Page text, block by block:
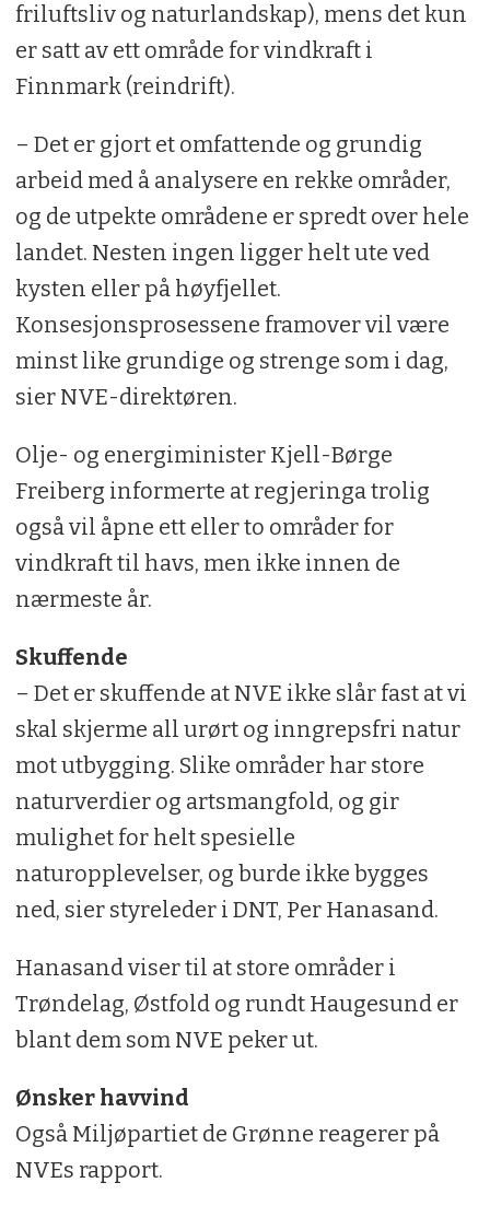
friluftsliv og naturlandskap), mens det kun
er satt av ett område for vindkraft i
Finnmark (reindrift).
– Det er gjort et omfattende og grundig
arbeid med å analysere en rekke områder,
og de utpekte områdene er spredt over hele
landet. Nesten ingen ligger helt ute ved
kysten eller på høyfjellet.
Konsesjonsprosessene framover vil være
minst like grundige og strenge som i dag,
sier NVE-direktøren.
Olje- og energiminister Kjell-Børge
Freiberg informerte at regjeringa trolig
også vil åpne ett eller to områder for
vindkraft til havs, men ikke innen de
nærmeste år.
Skuffende
– Det er skuffende at NVE ikke slår fast at vi
skal skjerme all urørt og inngrepsfri natur
mot utbygging. Slike områder har store
naturverdier og artsmangfold, og gir
mulighet for helt spesielle
naturopplevelser, og burde ikke bygges
ned, sier styreleder i DNT, Per Hanasand.
Hanasand viser til at store områder i
Trøndelag, Østfold og rundt Haugesund er
blant dem som NVE peker ut.
Ønsker havvind
Også Miljøpartiet de Grønne reagerer på
NVEs rapport.